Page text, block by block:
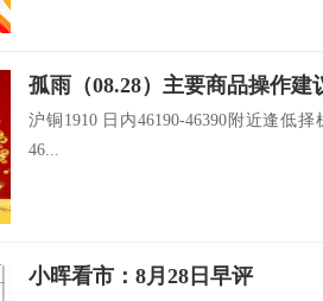
孤雨（08.28）主要商品操作建
沪铜1910 日内46190-46390附近逢低
46...
小晖看市：8月28日早评